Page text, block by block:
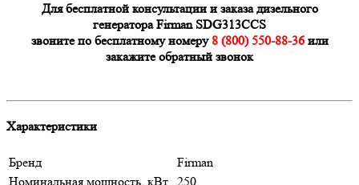
Для бесплатной консультации и заказа дизельного
генератораFirman SDG313СCS
звоните по бесплатному номеру 8 (800) 550-88-36или
закажите обратный звонок
Характеристики
Бренд
Firman
Номинальная мощность, кВт 250